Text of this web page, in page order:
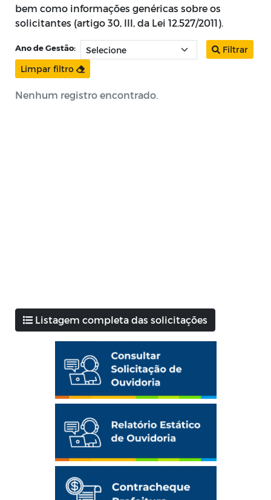
bem como informações genéricas sobre os
solicitantes (artigo 30, III, da Lei 12.527/2011).
Ano de Gestão:
Filtrar
Limpar filtro
Nenhum registro encontrado.
Listagem completa das solicitações